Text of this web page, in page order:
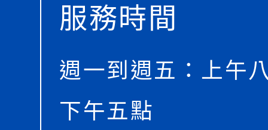
服務時間
週一到週五：上午
下午五點